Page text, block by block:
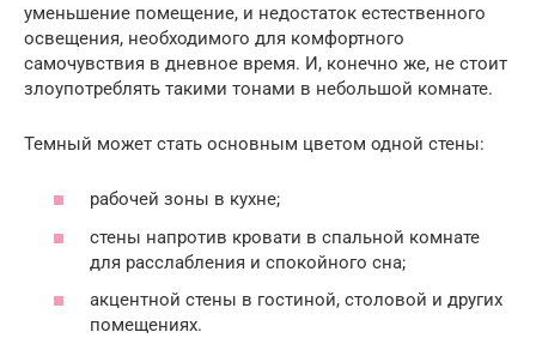
уменьшение помещение, и недостаток естественного
освещения, необходимого для комфортного
самочувствия в дневное время. И, конечно же, не стоит
злоупотреблять такими тонами в небольшой комнате.
Темный может стать основным цветом одной стены:
рабочей зоны в кухне;
стены напротив кровати в спальной комнате
для расслабления и спокойного сна;
акцентной стены в гостиной, столовой и других
помещениях.